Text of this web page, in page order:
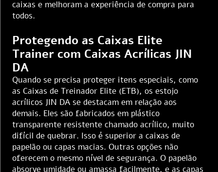
caixas e melhoram a experiência de compra para
todos.
Protegendo as Caixas Elite
Trainer com Caixas Acrílicas JIN
DA
Quando se precisa proteger itens especiais, como
as Caixas de Treinador Elite (ETB), os estojo
acrílicos JIN DA se destacam em relação aos
demais. Eles são fabricados em plástico
transparente resistente chamado acrílico, muito
difícil de quebrar. Isso é superior a caixas de
papelão ou capas macias. Outras opções não
oferecem o mesmo nível de segurança. O papelão
absorve umidade ou amassa facilmente, e as capas